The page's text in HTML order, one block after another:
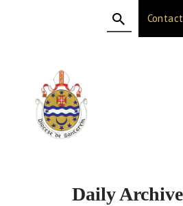
Daily
A DIOCESE
CELEBRAÇÃO
VIDA CRISTÃ
NOTÍCIAS